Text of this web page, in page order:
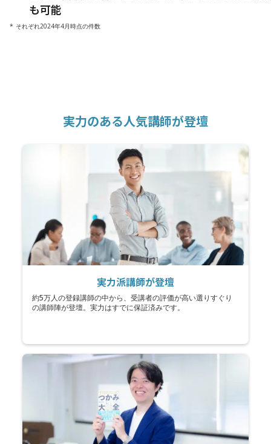
も可能
* それぞれ2024年4月時点の件数
実力のある人気講師が登壇
実力派講師が登壇
約5万人の登録講師の中から、受講者の評価が高い選りすぐり
の講師陣が登壇。実力はすでに保証済みです。